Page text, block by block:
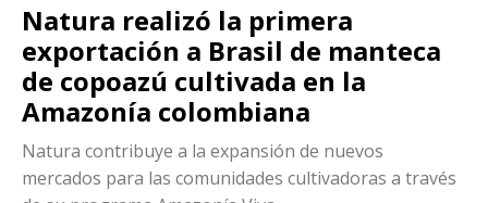
Natura realizó la primera
exportación a Brasil de manteca
de copoazú cultivada en la
Amazonía colombiana
Natura contribuye a la expansión de nuevos
mercados para las comunidades cultivadoras a través